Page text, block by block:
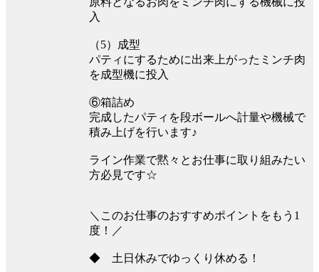
入
（5）成型
パティにするために出来上がったミンチ肉
を成型機に投入
⑥箱詰め
完成したパティを段ボールへ計量や機械で
積み上げを行います♪
ライン作業で黙々とお仕事に取り組みたい
方必見です☆
＼このお仕事のおすすめポイントをもう1
度！／
◆ 土日休みでゆっくり休める！